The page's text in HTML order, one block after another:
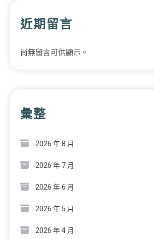
近期留言
尚無留言可供顯示。
彙整
2026 年 8 月
2026 年 7 月
2026 年 6 月
2026 年 5 月
2026 年 4 月